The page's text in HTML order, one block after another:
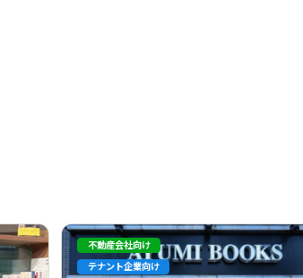
不動産会社向け
テナント企業向け